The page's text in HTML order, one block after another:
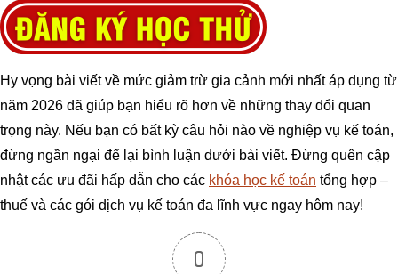
Hy vọng bài viết về mức giảm trừ gia cảnh mới nhất áp dụng từ
năm 2026 đã giúp bạn hiểu rõ hơn về những thay đổi quan
trọng này. Nếu bạn có bất kỳ câu hỏi nào về nghiệp vụ kế toán,
đừng ngần ngại để lại bình luận dưới bài viết. Đừng quên cập
nhật các ưu đãi hấp dẫn cho các khóa học kế toán tổng hợp –
thuế và các gói dịch vụ kế toán đa lĩnh vực ngay hôm nay!
0